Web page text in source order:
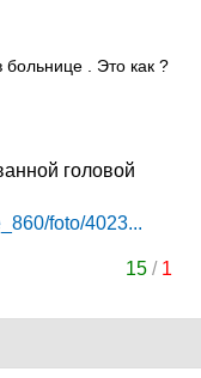
. Это как ?
головой
foto/4023...
15 / 1